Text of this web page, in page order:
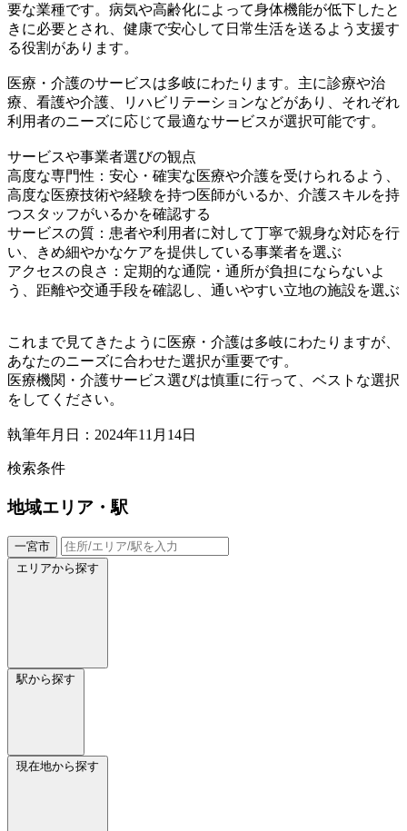
要な業種です。病気や高齢化によって身体機能が低下したと
きに必要とされ、健康で安心して日常生活を送るよう支援す
る役割があります。
医療・介護のサービスは多岐にわたります。主に診療や治
療、看護や介護、リハビリテーションなどがあり、それぞれ
利用者のニーズに応じて最適なサービスが選択可能です。
サービスや事業者選びの観点
高度な専門性：安心・確実な医療や介護を受けられるよう、
高度な医療技術や経験を持つ医師がいるか、介護スキルを持
つスタッフがいるかを確認する
サービスの質：患者や利用者に対して丁寧で親身な対応を行
い、きめ細やかなケアを提供している事業者を選ぶ
アクセスの良さ：定期的な通院・通所が負担にならないよ
う、距離や交通手段を確認し、通いやすい立地の施設を選ぶ
これまで見てきたように医療・介護は多岐にわたりますが、
あなたのニーズに合わせた選択が重要です。
医療機関・介護サービス選びは慎重に行って、ベストな選択
をしてください。
執筆年月日：2024年11月14日
検索条件
地域エリア・駅
一宮市
エリアから探す
駅から探す
現在地から探す